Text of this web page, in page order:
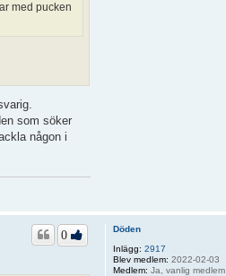
med pucken
som söker
någon i
Döden
Inlägg: 2917
Blev medlem: 2022-02-03
Medlem: Ja, vanlig medlem
0